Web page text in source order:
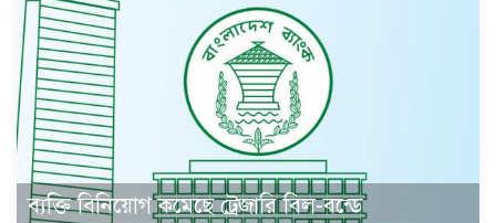
ব্যক্তি বিনিয়োগ কমেছে ট্রেজারি বিল-বন্ডে